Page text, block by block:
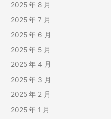
2025 年 8 月
2025 年 7 月
2025 年 6 月
2025 年 5 月
2025 年 4 月
2025 年 3 月
2025 年 2 月
2025 年 1 月